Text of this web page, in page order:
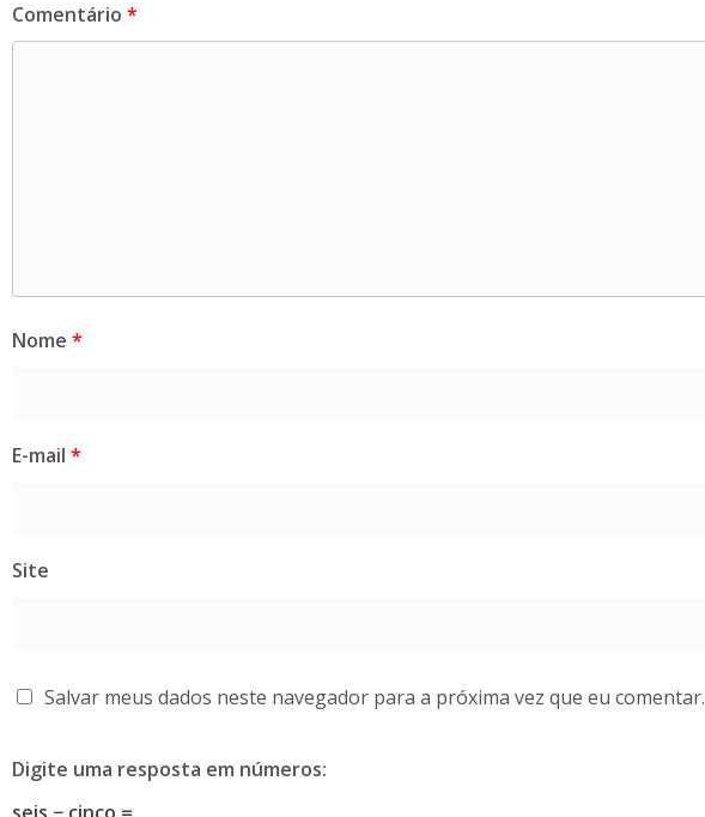
Comentário *
Nome *
E-mail *
Site
Salvar meus dados neste navegador para a próxima vez que eu comentar.
Digite uma resposta em números: